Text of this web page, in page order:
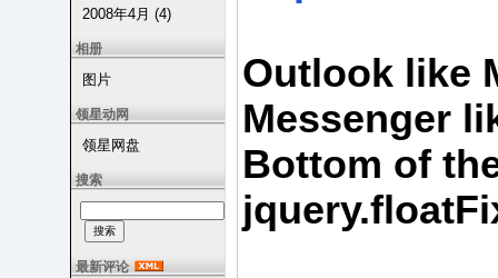
2008年4月 (4)
相册
图片
领星动网
领星网盘
搜索
最新评论
Outlook like
Messenger
Bottom of